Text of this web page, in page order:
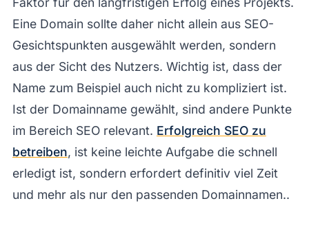
Eine Domain sollte daher nicht allein aus SEO-
Gesichtspunkten ausgewählt werden, sondern
aus der Sicht des Nutzers. Wichtig ist, dass der
Name zum Beispiel auch nicht zu kompliziert ist.
Ist der Domainname gewählt, sind andere Punkte
im Bereich SEO relevant. Erfolgreich SEO zu
betreiben, ist keine leichte Aufgabe die schnell
erledigt ist, sondern erfordert definitiv viel Zeit
und mehr als nur den passenden Domainnamen..